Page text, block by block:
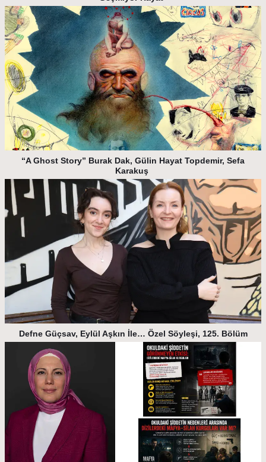
“A Ghost Story” Burak Dak, Gülin Hayat Topdemir, Sefa
Karakuş
Defne Güçsav, Eylül Aşkın İle… Özel Söyleşi, 125. Bölüm